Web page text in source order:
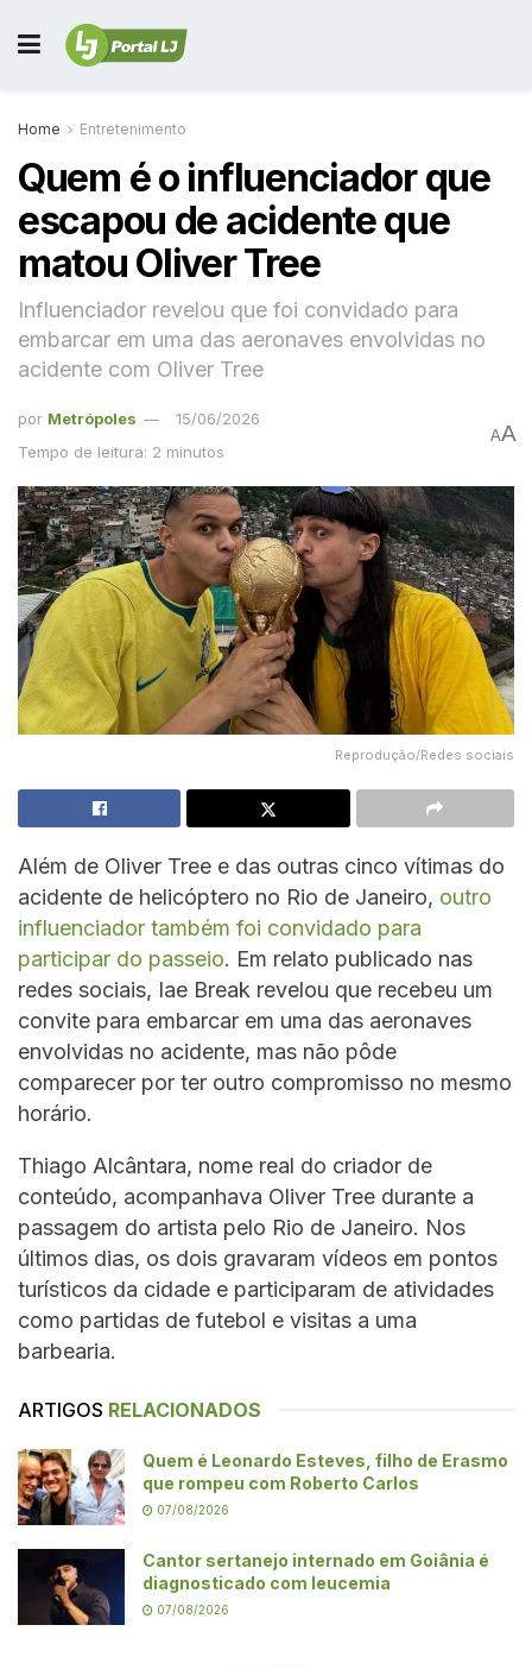
Home Entretenimento
Quem é o influenciador que
escapou de acidente que
matou Oliver Tree
Influenciador revelou que foi convidado para
embarcar em uma das aeronaves envolvidas no
acidente com Oliver Tree
por Metrópoles
15/06/2026
Tempo de leitura: 2 minutos
AA
Reprodução/Redes sociais
Além de Oliver Tree e das outras cinco vítimas do
acidente de helicóptero no Rio de Janeiro, outro
influenciador também foi convidado para
participar do passeio. Em relato publicado nas
redes sociais, Iae Break revelou que recebeu um
convite para embarcar em uma das aeronaves
envolvidas no acidente, mas não pôde
comparecer por ter outro compromisso no mesmo
horário.
Thiago Alcântara, nome real do criador de
conteúdo, acompanhava Oliver Tree durante a
passagem do artista pelo Rio de Janeiro. Nos
últimos dias, os dois gravaram vídeos em pontos
turísticos da cidade e participaram de atividades
como partidas de futebol e visitas a uma
barbearia.
ARTIGOS RELACIONADOS
Quem é Leonardo Esteves, filho de Erasmo
que rompeu com Roberto Carlos
07/08/2026
Cantor sertanejo internado em Goiânia é
diagnosticado com leucemia
07/08/2026